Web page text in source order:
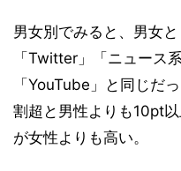
男女別でみると、男女
「Twitter」「ニュース
「YouTube」と同じだ
割超と男性よりも10pt
が女性よりも高い。